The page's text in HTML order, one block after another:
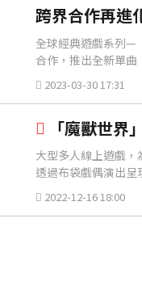
跨界合作再進
全球經典遊戲系列—
合作，推出全新單
2023-03-30 17:31
「魔獸世
大型多人線上遊戲
透過布袋戲偶演出呈
2022-12-16 18:00